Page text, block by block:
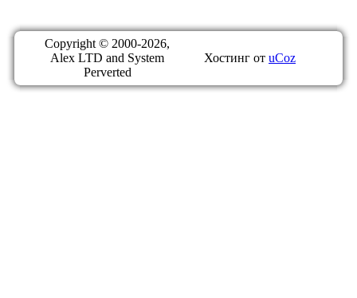
Copyright © 2000-2026,
Alex LTD and System
Perverted
Хостинг от uCoz